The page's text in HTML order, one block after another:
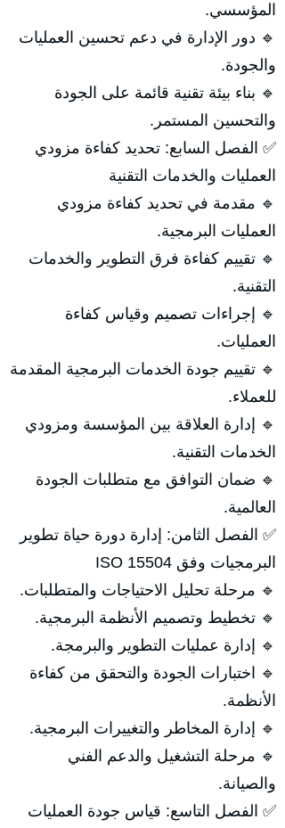
المؤسسي.
🔹 دور الإدارة في دعم تحسين العمليات
والجودة.
🔹 بناء بيئة تقنية قائمة على الجودة
والتحسين المستمر.
✅ الفصل السابع: تحديد كفاءة مزودي
العمليات والخدمات التقنية
🔹 مقدمة في تحديد كفاءة مزودي
العمليات البرمجية.
🔹 تقييم كفاءة فرق التطوير والخدمات
التقنية.
🔹 إجراءات تصميم وقياس كفاءة
العمليات.
🔹 تقييم جودة الخدمات البرمجية المقدمة
للعملاء.
🔹 إدارة العلاقة بين المؤسسة ومزودي
الخدمات التقنية.
🔹 ضمان التوافق مع متطلبات الجودة
العالمية.
✅ الفصل الثامن: إدارة دورة حياة تطوير
البرمجيات وفق ISO 15504
🔹 مرحلة تحليل الاحتياجات والمتطلبات.
🔹 تخطيط وتصميم الأنظمة البرمجية.
🔹 إدارة عمليات التطوير والبرمجة.
🔹 اختبارات الجودة والتحقق من كفاءة
الأنظمة.
🔹 إدارة المخاطر والتغييرات البرمجية.
🔹 مرحلة التشغيل والدعم الفني
والصيانة.
✅ الفصل التاسع: قياس جودة العمليات